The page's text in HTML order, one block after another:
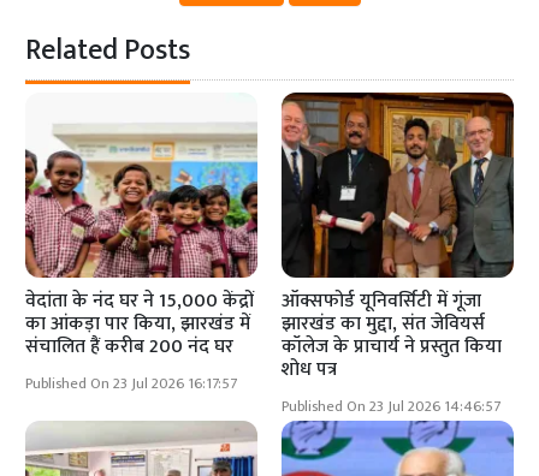
Related Posts
वेदांता के नंद घर ने 15,000 केंद्रों
का आंकड़ा पार किया, झारखंड में
संचालित हैं करीब 200 नंद घर
Published On 23 Jul 2026 16:17:57
ऑक्सफोर्ड यूनिवर्सिटी में गूंजा
झारखंड का मुद्दा, संत जेवियर्स
कॉलेज के प्राचार्य ने प्रस्तुत किया
शोध पत्र
Published On 23 Jul 2026 14:46:57